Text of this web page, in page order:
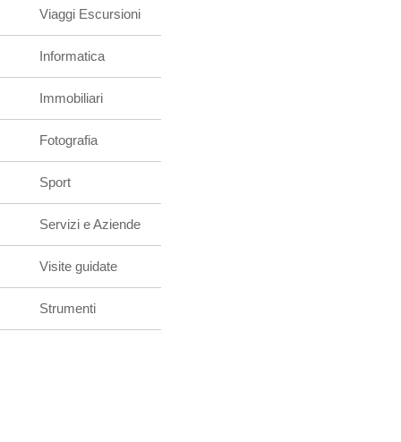
Viaggi Escursioni
Informatica
Immobiliari
Fotografia
Sport
Servizi e Aziende
Visite guidate
Strumenti